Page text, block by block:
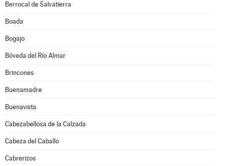
Berrocal de Salvatierra
Boada
Bogajo
Bóveda del Río Almar
Brincones
Buenamadre
Buenavista
Cabezabellosa de la Calzada
Cabeza del Caballo
Cabrerizos